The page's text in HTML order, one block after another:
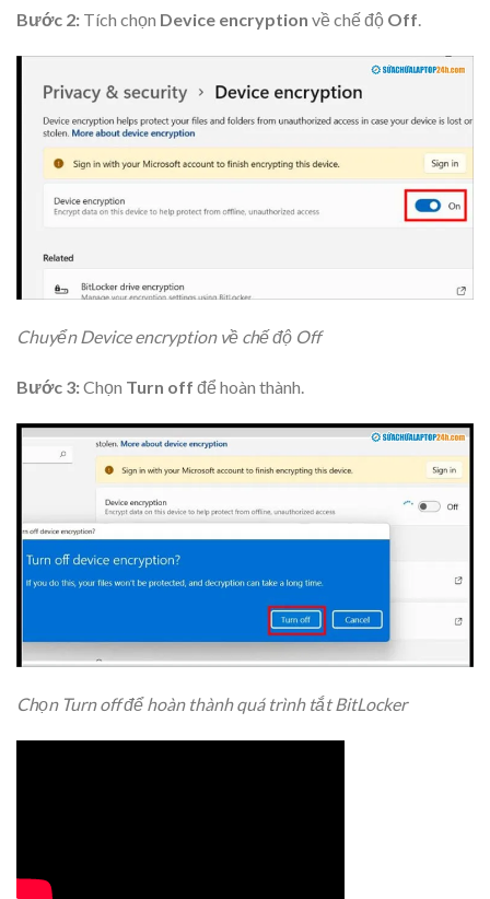
Bước 2: Tích chọn Device encryption về chế độ Off.
Chuyển Device encryption về chế độ Off
Bước 3:Chọn Turn off để hoàn thành.
Chọn Turn off để hoàn thành quá trình tắt BitLocker